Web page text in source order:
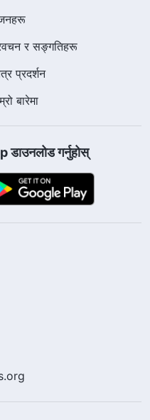
र सङ्गतिहरू
प्रदर्शन
बारेमा
डाउनलोड गर्नुहोस्